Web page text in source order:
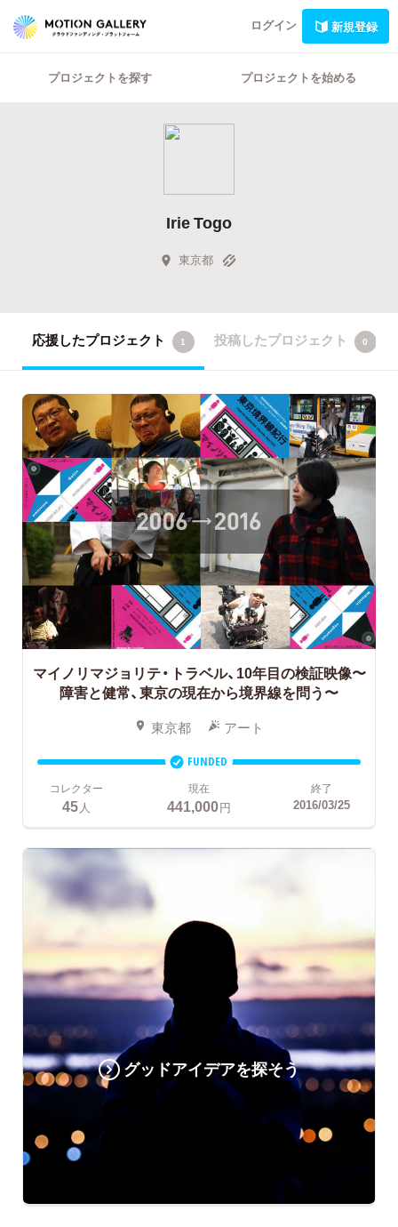
ログイン 新規登録
プロジェクトを探す プロジェクトを始める
Irie Togo
東京都
応援したプロジェクト 1 投稿したプロジェクト 0
マイノリマジョリテ・トラベル、10年目の検証映像〜
障害と健常、東京の現在から境界線を問う〜
東京都 アート
FUNDED
コレクター
45 人
現在
441,000円
終了
2016/03/25
グッドアイデアを探そう